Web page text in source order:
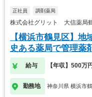
正社員 調剤薬局
株式会社グリット 大信薬局
【横浜市鶴見区】
史ある薬局で管理薬
給与 【年収】500万
勤務地 神奈川県 横浜市